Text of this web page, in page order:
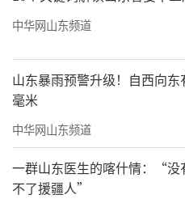
中华网山东频道
山东暴雨预警升级！自西向
毫米
中华网山东频道
一群山东医生的喀什情：“没
不了援疆人”